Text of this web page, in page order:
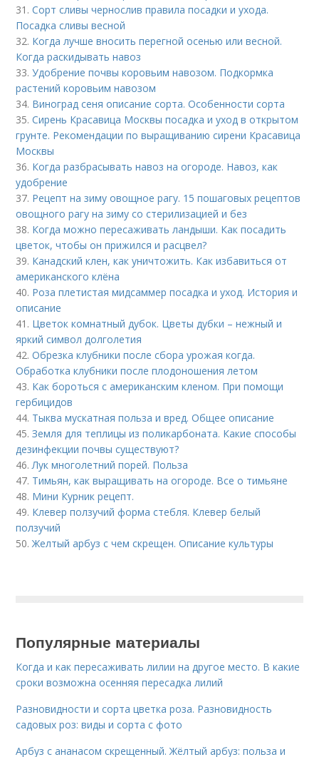
31.Сорт сливы чернослив правила посадки и ухода.
Посадка сливы весной
32. Когда лучше вносить перегной осенью или весной.
Когда раскидывать навоз
33.Удобрение почвы коровьим навозом. Подкормка
растений коровьим навозом
34. Виноград сеня описание сорта. Особенности сорта
35.Сирень Красавица Москвы посадка и уход в открытом
грунте. Рекомендации по выращиванию сирени Красавица
Москвы
36. Когда разбрасывать навоз на огороде. Навоз, как
удобрение
37. Рецепт на зиму овощное рагу. 15 пошаговых рецептов
овощного рагу на зиму со стерилизацией и без
38. Когда можно пересаживать ландыши. Как посадить
цветок, чтобы он прижился и расцвел?
39. Канадский клен, как уничтожить. Как избавиться от
американского клёна
40. Роза плетистая мидсаммер посадка и уход. История и
описание
41. Цветок комнатный дубок. Цветы дубки – нежный и
яркий символ долголетия
42.Обрезка клубники после сбора урожая когда.
Обработка клубники после плодоношения летом
43. Как бороться с американским кленом. При помощи
гербицидов
44. Тыква мускатная польза и вред. Общее описание
45.Земля для теплицы из поликарбоната. Какие способы
дезинфекции почвы существуют?
46.Лук многолетний порей. Польза
47. Тимьян, как выращивать на огороде. Все о тимьяне
48. Мини Курник рецепт.
49. Клевер ползучий форма стебля. Клевер белый
ползучий
50.Желтый арбуз с чем скрещен. Описание культуры
Популярные материалы
Когда и как пересаживать лилии на другое место. В какие
сроки возможна осенняя пересадка лилий
Разновидности и сорта цветка роза. Разновидность
садовых роз: виды и сорта с фото
Арбуз с ананасом скрещенный. Жёлтый арбуз: польза и